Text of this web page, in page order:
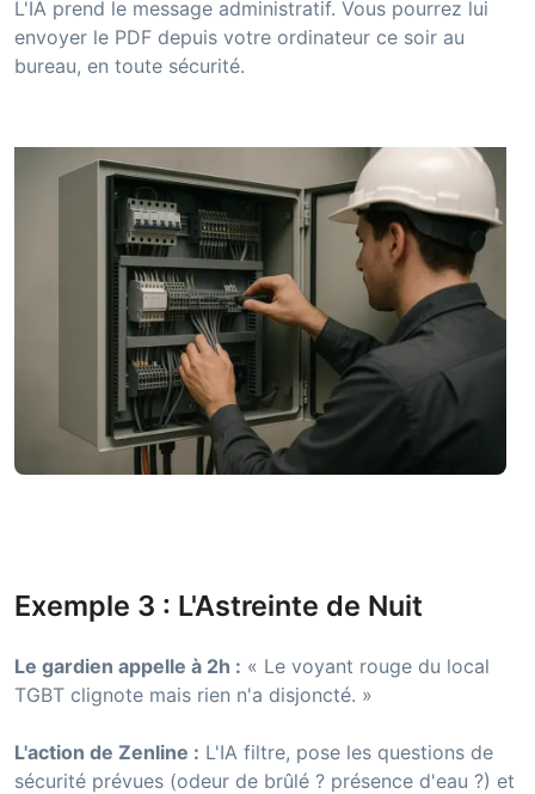
L'IA prend le message administratif. Vous pourrez lui
envoyer le PDF depuis votre ordinateur ce soir au
bureau, en toute sécurité.
Exemple 3 : L'Astreinte de Nuit
Le gardien appelle à 2h : « Le voyant rouge du local
TGBT clignote mais rien n'a disjoncté. »
L'action de Zenline : L'IA filtre, pose les questions de
sécurité prévues (odeur de brûlé ? présence d'eau ?) et